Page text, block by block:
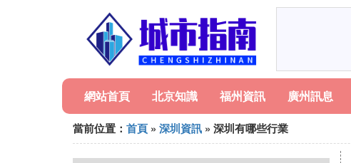
網站首頁 北京知識 福州資訊 廣州訊息
當前位置： 首頁 » 深圳資訊 » 深圳有哪些行業